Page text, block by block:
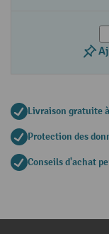
Livraison gratuite
Protection des
Conseils d'achat